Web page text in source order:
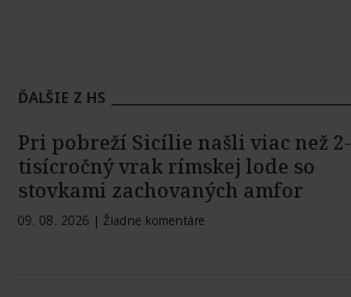
ĎALŠIE Z HS
Pri pobreží Sicílie našli viac než 2-
tisícročný vrak rímskej lode so
stovkami zachovaných amfor
09. 08. 2026 | Žiadne komentáre